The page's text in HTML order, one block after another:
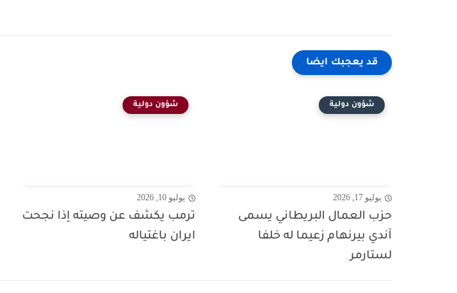
قد يعجبك ايضا
شؤون دولية
يوليو 17, 2026
حزب العمال البريطاني يسمى
آندي بيرنهام زعيما له خلفا
لستارمر
شؤون دولية
يوليو 10, 2026
ترمب يكشف عن وصيته إذا نجحت
ايران باغتياله